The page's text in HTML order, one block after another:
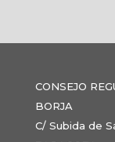
CONSEJO
BORJA
C/ Subida de